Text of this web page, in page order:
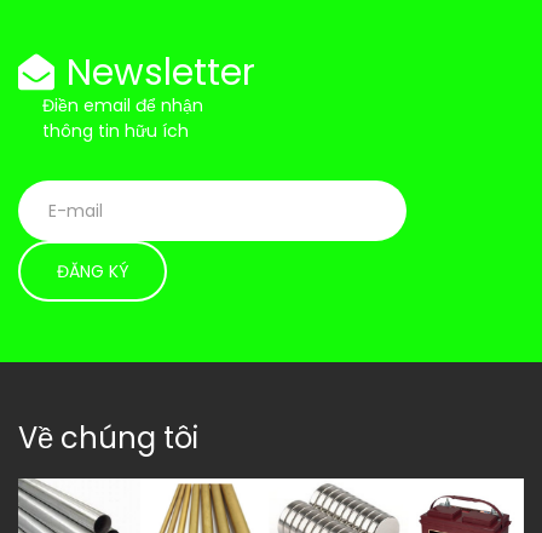
Newsletter
Điền email để nhận
thông tin hữu ích
Về chúng tôi